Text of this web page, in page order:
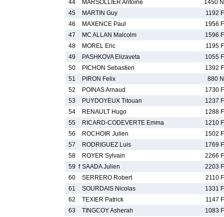
44
MARSOLLIER Antoine
1450 N
45
MARTIN Guy
1192 F
46
MAXENCE Paul
1956 F
47
MC ALLAN Malcolm
1596 F
48
MOREL Eric
1195 F
49
PASHKOVA Elizaveta
1055 F
50
PICHON Sebastien
1392 F
51
PIRON Felix
880 N
52
POINAS Arnaud
1730 F
53
PUYDOYEUX Titouan
1237 F
54
RENAULT Hugo
1288 F
55
RICARD-CODEVERTE Emma
1210 F
56
ROCHOIR Julien
1502 F
57
RODRIGUEZ Luis
1769 F
58
ROYER Sylvain
2266 F
59 f SAADA Julien
2203 F
60
SERRERO Robert
2110 F
61
SOURDAIS Nicolas
1331 F
62
TEXIER Patrick
1147 F
63
TINGCOY Asherah
1083 F